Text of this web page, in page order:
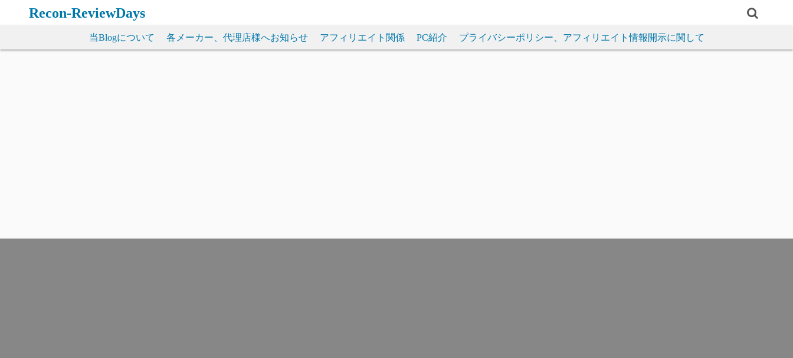
ン
Recon-ReviewDays
当Blogについて 各メーカー、代理店様へお知らせ アフィリエイト関係 PC紹介 プライバシーポリシー、アフィリエイト情報開示に関して